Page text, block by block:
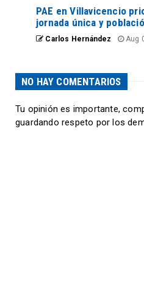
PAE en Villavicencio
jornada única y
Carlos Hernández Aug
NO HAY COMENTARIOS
Tu opinión es importante,
guardando respeto por los